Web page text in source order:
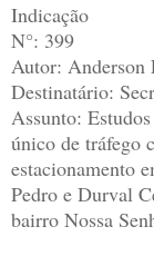
Indicação
N°: 399
Autor: Anderson
Destinatário:
Assunto:
único de tráfego
estacionamento
Pedro e Durval
bairro Nossa